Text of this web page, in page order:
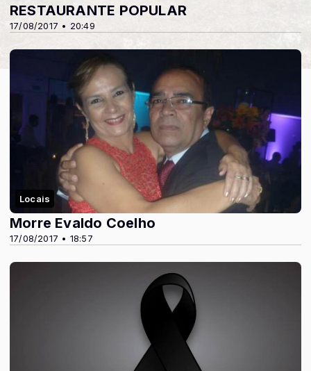
17/08/2017 • 20:49
RESTAURANTE POPULAR
Locais
17/08/2017 • 18:57
Morre Evaldo Coelho